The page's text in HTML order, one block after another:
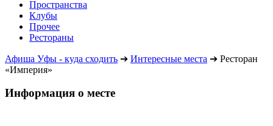
Пространства
Клубы
Прочее
Рестораны
Афиша Уфы - куда сходить ➔ Интересные места ➔ Ресторан
«Империя»
Информация о месте